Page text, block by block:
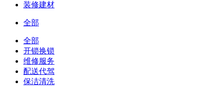
装修建材
全部
全部
开锁换锁
维修服务
配送代驾
保洁清洗